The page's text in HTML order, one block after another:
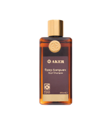
Yıkama ve bakım için
izleyiniz. İpek ve hassas
nazik bakım adımları için
tercih edebilirsiniz.
Sıkça Sorulan
Bu eşarbın ölçüsü nedir?
Kahverengi İpek Tivil
kıyafetlerle uyumludur?